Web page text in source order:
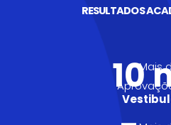
RESULTADOS
Mais
10